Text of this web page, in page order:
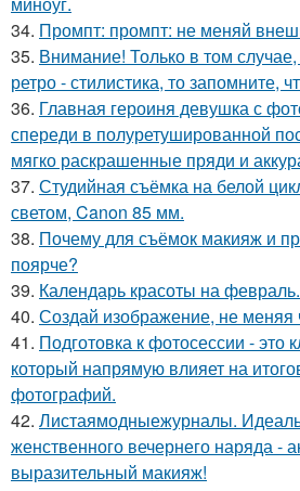
34. Промпт: промпт: не меняй
35. Внимание! Только в том
ретро - стилистика, то запомните,
36. Главная героиня девушка с
спереди в полуретушированной
мягко раскрашенные пряди и
37. Студийная съёмка на белой
светом, Canon 85 мм.
38. Почему для съёмок макияж и
поярче?
39. Календарь красоты на февраль.
40. Создай изображение, не меняя
41. Подготовка к фотосессии - это
который напрямую влияет на
фотографий.
42. Листаямодныежурналы.
женственного вечернего наряда -
выразительный макияж!